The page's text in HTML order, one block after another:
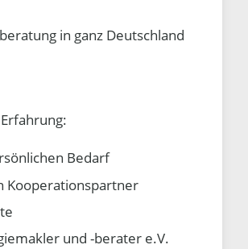
in ganz Deutschland
Bedarf
Kooperationspartner
und -berater e.V.